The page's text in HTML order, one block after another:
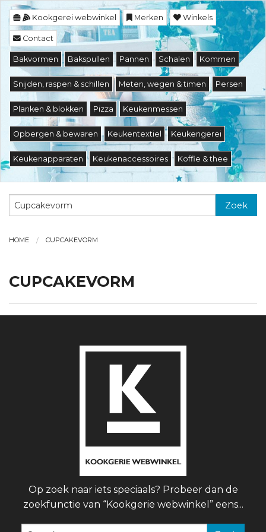
Kookgerei webwinkel Merken Winkels
Contact
Bakvormen Bakspullen Pannen Schalen Kommen
Snijden, raspen & schillen Meten, wegen & timen Persen
Planken & blokken Pizza Keukenmessen
Opbergen & bewaren Keukentextiel Keukengerei
Keukenapparaten Keukenaccessoires Koffie & thee
Zoek
HOME CUPCAKEVORM
CUPCAKEVORM
Op zoek naar iets speciaals? Probeer dan de
zoekfunctie van “Kookgerie webwinkel” eens...